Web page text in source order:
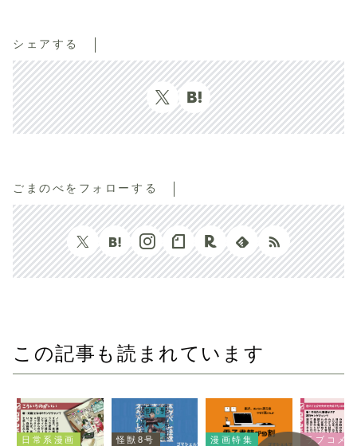
シェアする
ごまのべをフォローする
この記事も読まれています
日常系漫画 怪獣8号 漫画特集